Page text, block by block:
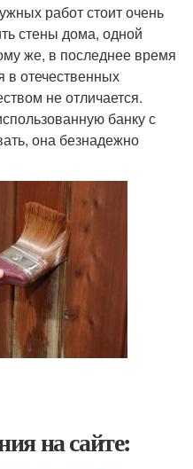
работ стоит очень
стены дома, одной
же, в последнее время
в отечественных
не отличается.
банку с
она безнадежно
на сайте: